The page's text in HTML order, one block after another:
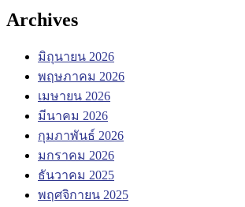
Archives
มิถุนายน 2026
พฤษภาคม 2026
เมษายน 2026
มีนาคม 2026
กุมภาพันธ์ 2026
มกราคม 2026
ธันวาคม 2025
พฤศจิกายน 2025